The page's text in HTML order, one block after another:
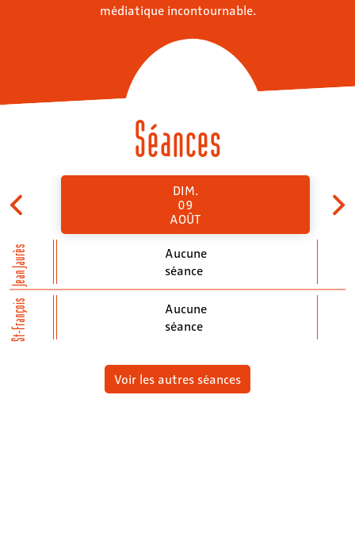
médiatique incontournable.
Séances
Jean Jaurès
St-François
DIM.
09
AOÛT
Aucune
séance
Aucune
séance
Voir les autres séances